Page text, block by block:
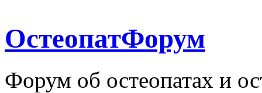
ОстеопатФорум
Форум об остеопатах и